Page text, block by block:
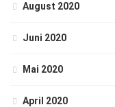
August 2020
Juni 2020
Mai 2020
April 2020